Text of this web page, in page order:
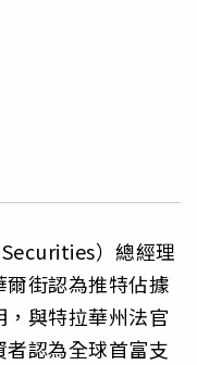
）總經理
街認為推特佔據
與特拉華州法官
認為全球首富支